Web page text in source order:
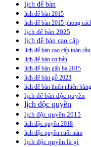
lịch để bàn
lịch để bàn 2015
lịch để bàn 2015 phong
lịch để bàn 2025
lịch để bàn cao cấp
lịch để bàn cao cấp toàn cầu
lịch để bàn cơ bản
lịch để bàn gấp ba 2015
lịch để bàn gỗ 2023
lịch để bàn thiên nhiên
lịch để bàn độc quyền
lịch độc quyền
lịch độc quyền 2015
lịch độc quyền 2018
lịch độc quyền cuối năm
lịch độc quyền là gì